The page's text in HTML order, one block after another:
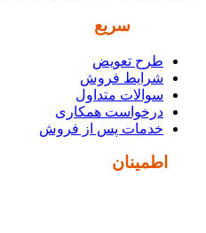
سریع
طرح تعویض
شرایط فروش
سوالات متداول
درخواست همکاری
خدمات پس از فروش
اطمینان